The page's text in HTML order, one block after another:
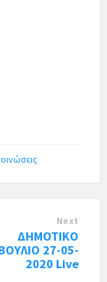
Next
ΔΗΜΟΤΙΚΟ
27-05-
2020 Live